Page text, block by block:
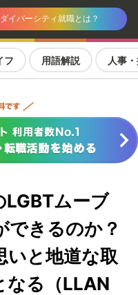
ダイバーシティ就職とは？
フ 用語解説 人事
LGBTムーブ
できるのか？
いと地道な取
なる（LLAN